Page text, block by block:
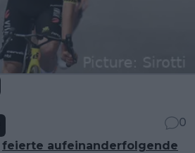
0
feierte aufeinanderfolgende